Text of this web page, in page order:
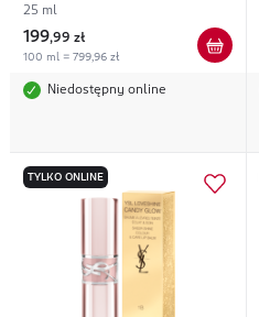
25 ml
199,99 zł
100 ml = 799,96 zł
Niedostępny online
TYLKO ONLINE